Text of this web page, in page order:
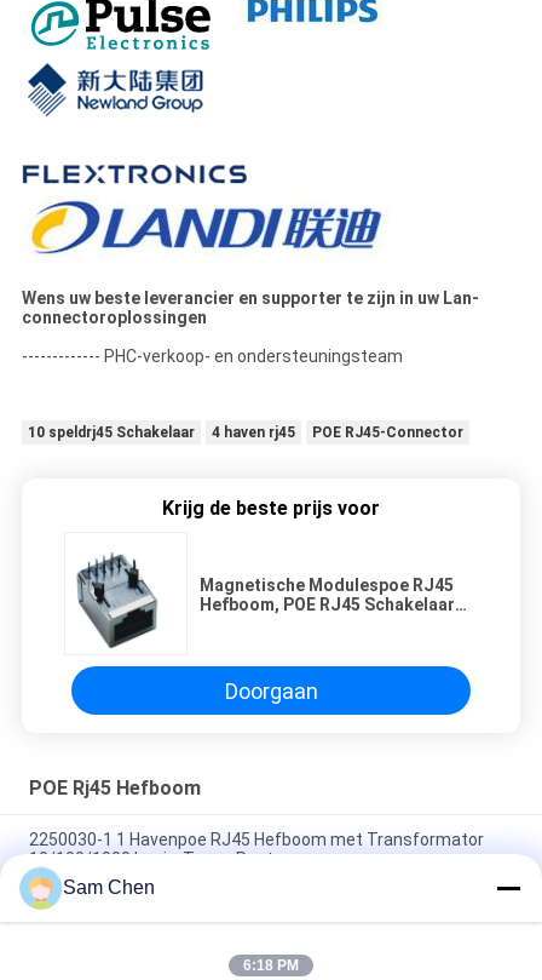
Wens uw beste leverancier en supporter te zijn in uw Lan-
connectoroplossingen
------------- PHC-verkoop- en ondersteuningsteam
10 speldrj45 Schakelaar 4 haven rj45 POE RJ45-Connector
Krijg de beste prijs voor
Magnetische Modulespoe RJ45
Hefboom, POE RJ45 Schakelaar
Doorgaan
POE Rj45 Hefboom
2250030-1 1 Havenpoe RJ45 Hefboom met Transformator
10/100/1000 basis-T voor Router
10P POE RJ45 Jack Single Port Top Enter met leiden en
Transformator
Sam Chen
6:18 PM